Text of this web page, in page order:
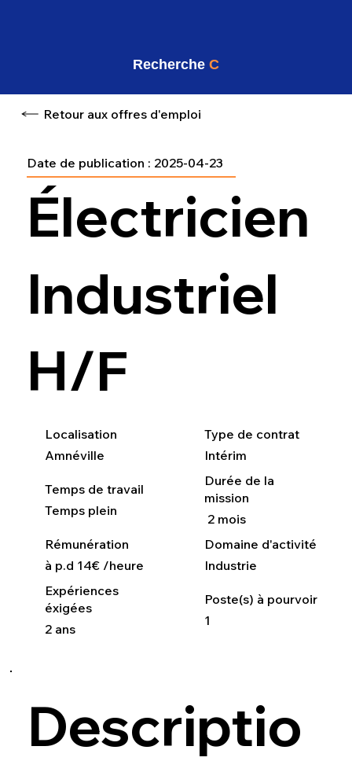
Retour aux offres d'emploi
Électricien
Industriel
H/F
2025-04-23
Date de publication :
Rémunération
à p.d 14€ /heure
Domaine d'activité
Industrie
Expériences
éxigées
2 ans
Poste(s) à pourvoir
1
Localisation
Amnéville
Type de contrat
Intérim
Temps de travail
Temps plein
Durée de la
mission
2 mois
Descriptio
Recherche C